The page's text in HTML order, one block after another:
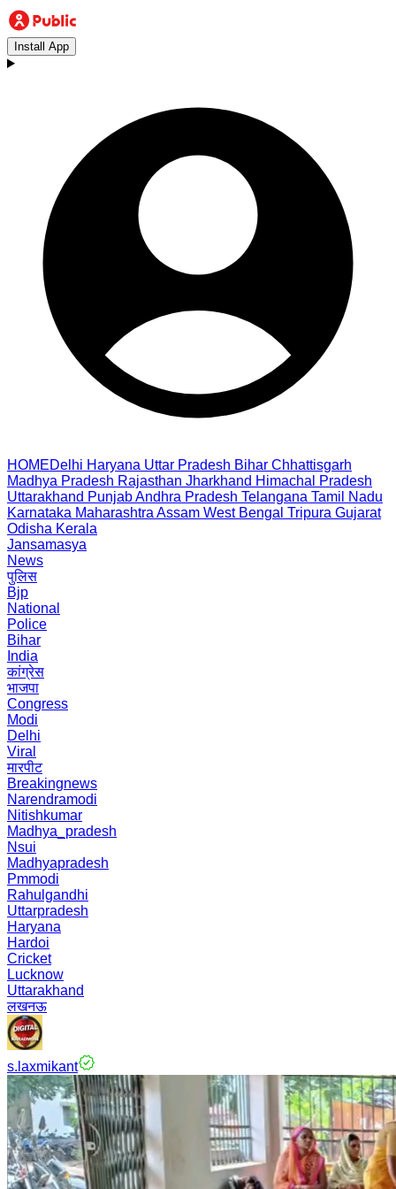
Install App
HOMEDelhi Haryana Uttar Pradesh Bihar Chhattisgarh
Madhya Pradesh Rajasthan Jharkhand Himachal Pradesh
Uttarakhand PunjabAndhra Pradesh Telangana Tamil Nadu
Karnataka Maharashtra Assam West Bengal Tripura Gujarat
Odisha Kerala
Jansamasya
News
पुलिस
Bjp
National
Police
Bihar
India
कांग्रेस
भाजपा
Congress
Modi
Delhi
Viral
मारपीट
Breakingnews
Narendramodi
Nitishkumar
Madhya_pradesh
Nsui
Madhyapradesh
Pmmodi
Rahulgandhi
Uttarpradesh
Haryana
Hardoi
Cricket
Lucknow
Uttarakhand
लखनऊ
s.laxmikant